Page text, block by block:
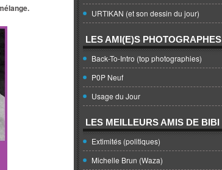
URTIKAN (et son dessin du jour)
LES AMI(E)S PHOTOGRAPHES
Back-To-Intro (top photographies)
P0P Neuf
Usage du Jour
LES MEILLEURS AMIS DE BIBI
Extimités (politiques)
Michelle Brun (Waza)